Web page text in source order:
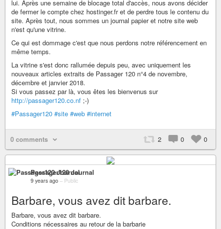
lui. Après une semaine de blocage total d'accès, nous avons décider
de fermer le compte chez hostinger.fr et de perdre tous le contenu du
site. Après tout, nous sommes un journal papier et notre site web
n'est qu'une vitrine.
Ce qui est dommage c'est que nous perdons notre référencement en
même temps.
La vitrine s'est donc rallumée depuis peu, avec uniquement les
nouveaux articles extraits de Passager 120 n°4 de novembre,
décembre et janvier 2018.
Si vous passez par là, vous êtes les bienvenus sur
http://passager120.co.nf ;-)
#Passager120 #site #web #internet
0 comments 2 0 0
Passager120 Journal
9 years ago – Public
Barbare, vous avez dit barbare.
Barbare, vous avez dit barbare.
Conditions nécessaires au retour de la barbarie